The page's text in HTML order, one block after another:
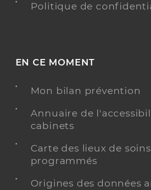
Politique de
EN CE MOMENT
Mon bilan prévention
Annuaire de
cabinets
Carte des lieux de
programmés
Origines des données